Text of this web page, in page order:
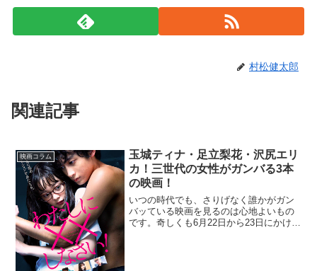
村松健太郎
関連記事
映画コラム
玉城ティナ・足立梨花・沢尻エリ
カ！三世代の女性がガンバる3本
の映画！
いつの時代でも、さりげなく誰かがガン
バッている映画を見るのは心地よいもの
です。奇しくも6月22日から23日にかけて